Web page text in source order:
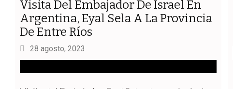
Visita Del Embajador De Israel En
Argentina, Eyal Sela A La Provincia
De Entre Ríos
28 agosto, 2023